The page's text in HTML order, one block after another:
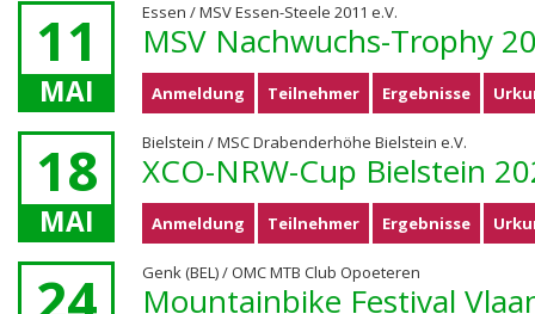
11
MAI
Essen / MSV Essen-Steele 2011 e.V.
MSV Nachwuchs-Trophy
Anmeldung Teilnehmer Ergebnisse
18
MAI
Bielstein / MSC Drabenderhöhe Bielstein e.V.
XCO-NRW-Cup Bielstein
Anmeldung Teilnehmer Ergebnisse
Genk (BEL) / OMC MTB Club Opoeteren
Mountainbike Festival